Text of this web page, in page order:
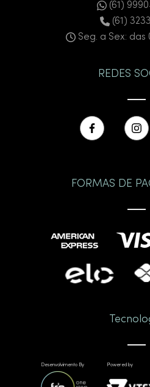
(61)
(61)
Seg. a Sex: das
REDES
FORMAS DE
Desenvolvimento By Powered by